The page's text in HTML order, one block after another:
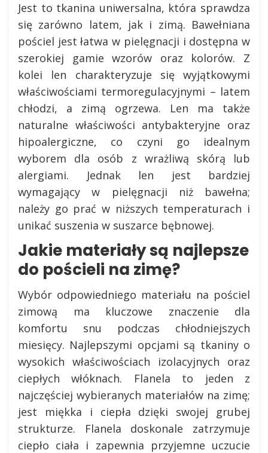
Jest to tkanina uniwersalna, która sprawdza
się zarówno latem, jak i zimą. Bawełniana
pościel jest łatwa w pielęgnacji i dostępna w
szerokiej gamie wzorów oraz kolorów. Z
kolei len charakteryzuje się wyjątkowymi
właściwościami termoregulacyjnymi – latem
chłodzi, a zimą ogrzewa. Len ma także
naturalne właściwości antybakteryjne oraz
hipoalergiczne, co czyni go idealnym
wyborem dla osób z wrażliwą skórą lub
alergiami. Jednak len jest bardziej
wymagający w pielęgnacji niż bawełna;
należy go prać w niższych temperaturach i
unikać suszenia w suszarce bębnowej.
Jakie materiały są najlepsze
do pościeli na zimę?
Wybór odpowiedniego materiału na pościel
zimową ma kluczowe znaczenie dla
komfortu snu podczas chłodniejszych
miesięcy. Najlepszymi opcjami są tkaniny o
wysokich właściwościach izolacyjnych oraz
ciepłych włóknach. Flanela to jeden z
najczęściej wybieranych materiałów na zimę;
jest miękka i ciepła dzięki swojej grubej
strukturze. Flanela doskonale zatrzymuje
ciepło ciała i zapewnia przyjemne uczucie